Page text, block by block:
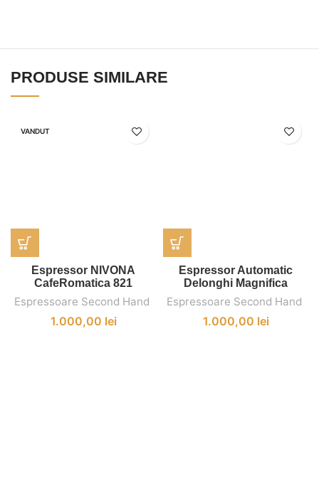
PRODUSE SIMILARE
VANDUT
Espressor NIVONA
CafeRomatica 821
Espressoare Second Hand
1.000,00 lei
Espressor Automatic
Delonghi Magnifica
Automatic Cappuccino
Espressoare Second Hand
1.000,00 lei